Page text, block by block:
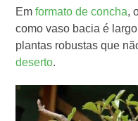
Emformato de concha,
como vaso bacia é
plantas robustas que
deserto.